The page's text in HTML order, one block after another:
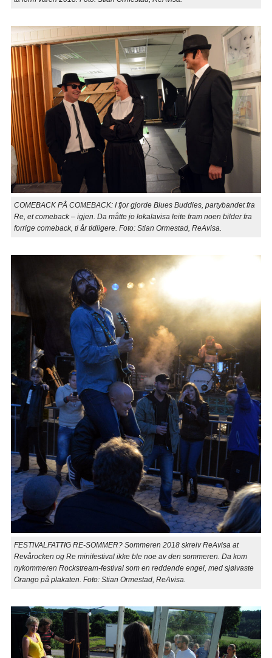
COMEBACK PÅ COMEBACK: I fjor gjorde Blues Buddies, partybandet fra
Re, et comeback – igjen. Da måtte jo lokalavisa leite fram noen bilder fra
forrige comeback, ti år tidligere. Foto: Stian Ormestad, ReAvisa.
FESTIVALFATTIG RE-SOMMER? Sommeren 2018 skreiv ReAvisa at
Revårocken og Re minifestival ikke ble noe av den sommeren. Da kom
nykommeren Rockstream-festival som en reddende engel, med sjølvaste
Orango på plakaten. Foto: Stian Ormestad, ReAvisa.